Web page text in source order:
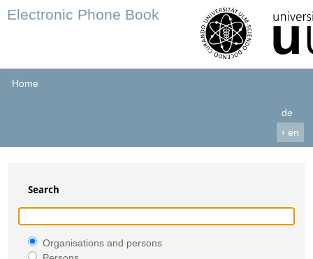
Electronic Phone Book
Home
de
› en
Search
Organisations and persons